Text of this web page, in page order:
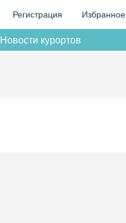
Регистрация Избранное
Новости курортов